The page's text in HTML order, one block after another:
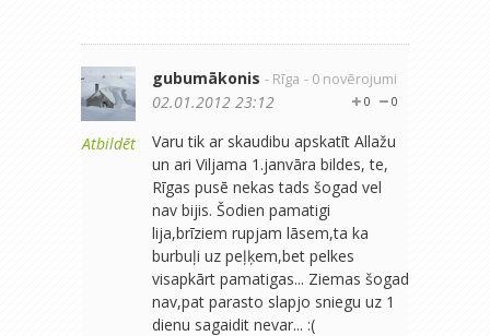
Atbildēt
gubumākonis - Rīga - 0 novērojumi
0
0
02.01.2012 23:12
Varu tik ar skaudibu apskatīt Allažu
un ari Viljama 1.janvāra bildes, te,
Rīgas pusē nekas tads šogad vel
nav bijis. Šodien pamatigi
lija,brīziem rupjam lāsem,ta ka
burbuļi uz peļķem,bet pelkes
visapkārt pamatigas... Ziemas šogad
nav,pat parasto slapjo sniegu uz 1
dienu sagaidit nevar... :(